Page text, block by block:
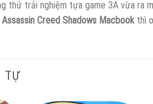
thử trải nghiệm tựa game 3A vừa
Assassin Creed Shadows Macbookthì
TỰ